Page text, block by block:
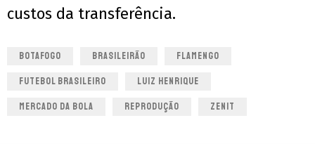
custos da transferência.
BOTAFOGO BRASILEIRÃO FLAMENGO
FUTEBOL BRASILEIRO LUIZ HENRIQUE
MERCADO DA BOLA REPRODUÇÃO ZENIT